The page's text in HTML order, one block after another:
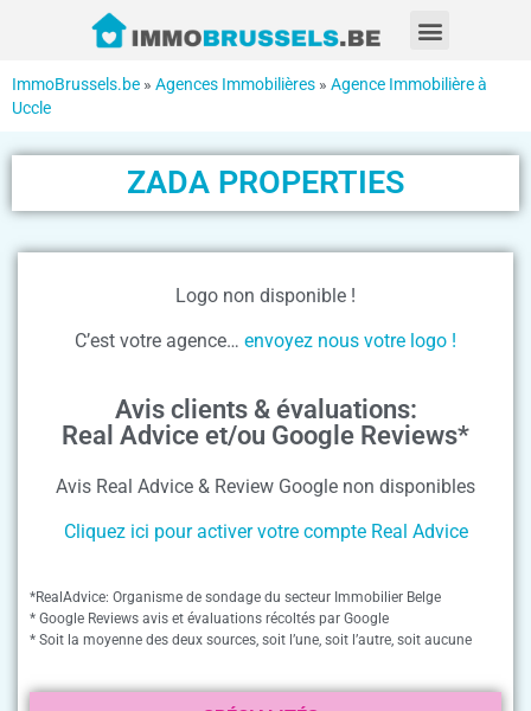
ImmoBrussels.be » Agences Immobilières » Agence Immobilière à
Uccle
ZADA PROPERTIES
Logo non disponible !
C’est votre agence… envoyez nous votre logo !
Avis clients & évaluations:
Real Advice et/ou Google Reviews*
Avis Real Advice & Review Google non disponibles
Cliquez ici pour activer votre compte Real Advice
*RealAdvice: Organisme de sondage du secteur Immobilier Belge
* Google Reviews avis et évaluations récoltés par Google
* Soit la moyenne des deux sources, soit l’une, soit l’autre, soit aucune